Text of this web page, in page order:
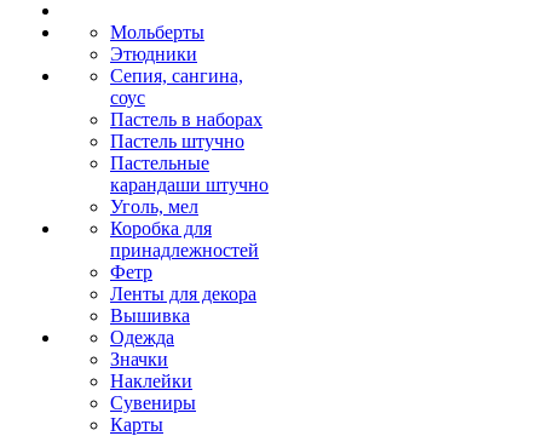
Мольберты
Этюдники
Сепия, сангина,
соус
Пастель в наборах
Пастель штучно
Пастельные
карандаши штучно
Уголь, мел
Коробка для
принадлежностей
Фетр
Ленты для декора
Вышивка
Одежда
Значки
Наклейки
Сувениры
Карты